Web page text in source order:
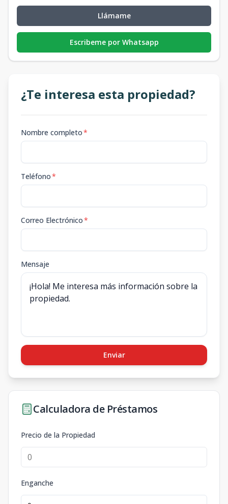
Llámame
Escribeme por Whatsapp
¿Te interesa esta propiedad?
Nombre completo*
Teléfono*
Correo Electrónico*
Mensaje
Enviar
Calculadora de Préstamos
Precio de la Propiedad
Enganche